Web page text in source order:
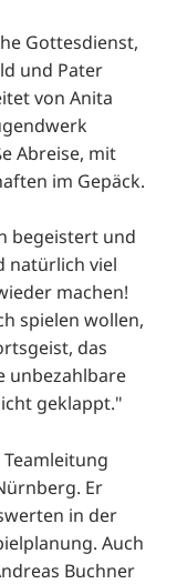
Gottesdienst,
und Pater
von Anita
Abreise, mit
im Gepäck.
begeistert und
natürlich viel
machen!
spielen wollen,
das
unbezahlbare
geklappt."
Er
in der
Auch
Buchner